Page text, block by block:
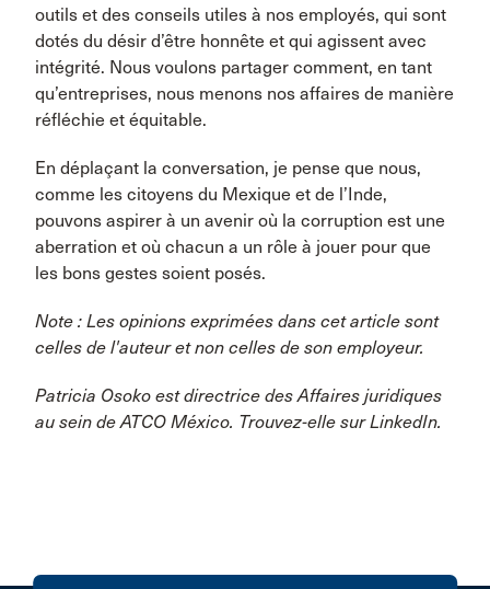
outils et des conseils utiles à nos employés, qui sont
dotés du désir d’être honnête et qui agissent avec
intégrité. Nous voulons partager comment, en tant
qu’entreprises, nous menons nos affaires de manière
réfléchie et équitable.
En déplaçant la conversation, je pense que nous,
comme les citoyens du Mexique et de l’Inde,
pouvons aspirer à un avenir où la corruption est une
aberration et où chacun a un rôle à jouer pour que
les bons gestes soient posés.
Note : Les opinions exprimées dans cet article sont
celles de l'auteur et non celles de son employeur.
Patricia Osoko est directrice des Affaires juridiques
au sein de ATCO México. Trouvez-elle sur LinkedIn.